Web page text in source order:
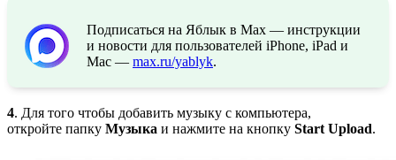
Подписаться на Яблык в Max — инструкции
и новости для пользователей iPhone, iPad и
Mac — max.ru/yablyk.
4. Для того чтобы добавить музыку с компьютера,
откройте папку Музыка и нажмите на кнопку Start Upload.